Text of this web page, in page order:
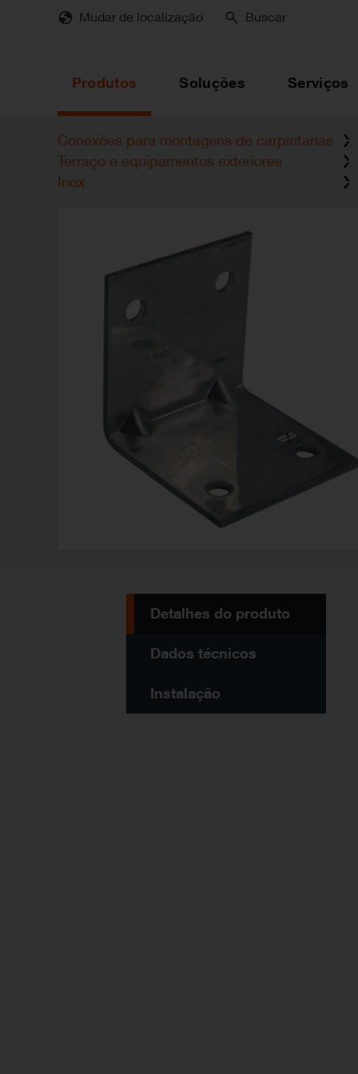
Mudar de localização Buscar
Produtos Soluções Serviços
Conexões para montagens de carpintarias
Terraço e equipamentos exteriores
Inox
Detalhes do produto
Dados técnicos
Instalação